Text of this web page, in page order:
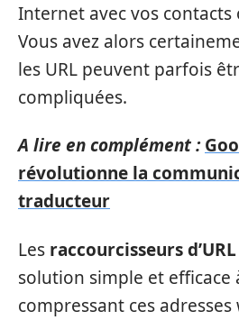
Internet avec vos contacts
Vous avez alors
les URL peuvent parfois
compliquées.
A lire en complément :
révolutionne la
traducteur
Les raccourcisseurs d’URL
solution simple et efficace
compressant ces